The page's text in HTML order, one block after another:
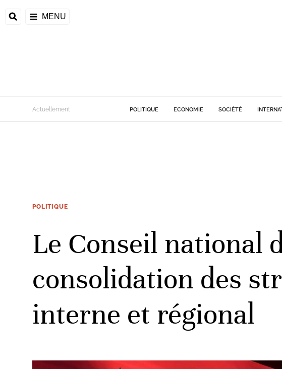
MENU
Actuellement POLITIQUE ECONOMIE SOCIÉTÉ
POLITIQUE
Le Conseil national
consolidation des
interne et régional